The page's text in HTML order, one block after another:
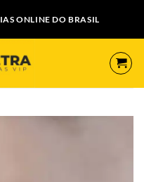
ONLINE DO BRASIL